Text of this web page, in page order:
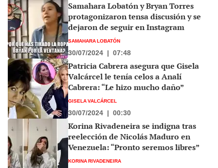
Samahara Lobatón y Bryan Torres
protagonizaron tensa discusión y se
dejaron de seguir en Instagram
SAMAHARA LOBATÓN
30/07/2024 | 07:48
Patricia Cabrera asegura que Gisela
Valcárcel le tenía celos a Analí
Cabrera: “Le hizo mucho daño”
GISELA VALCÁRCEL
30/07/2024 | 00:30
Korina Rivadeneira se indigna tras
reelección de Nicolás Maduro en
Venezuela: “Pronto seremos libres”
KORINA RIVADENEIRA